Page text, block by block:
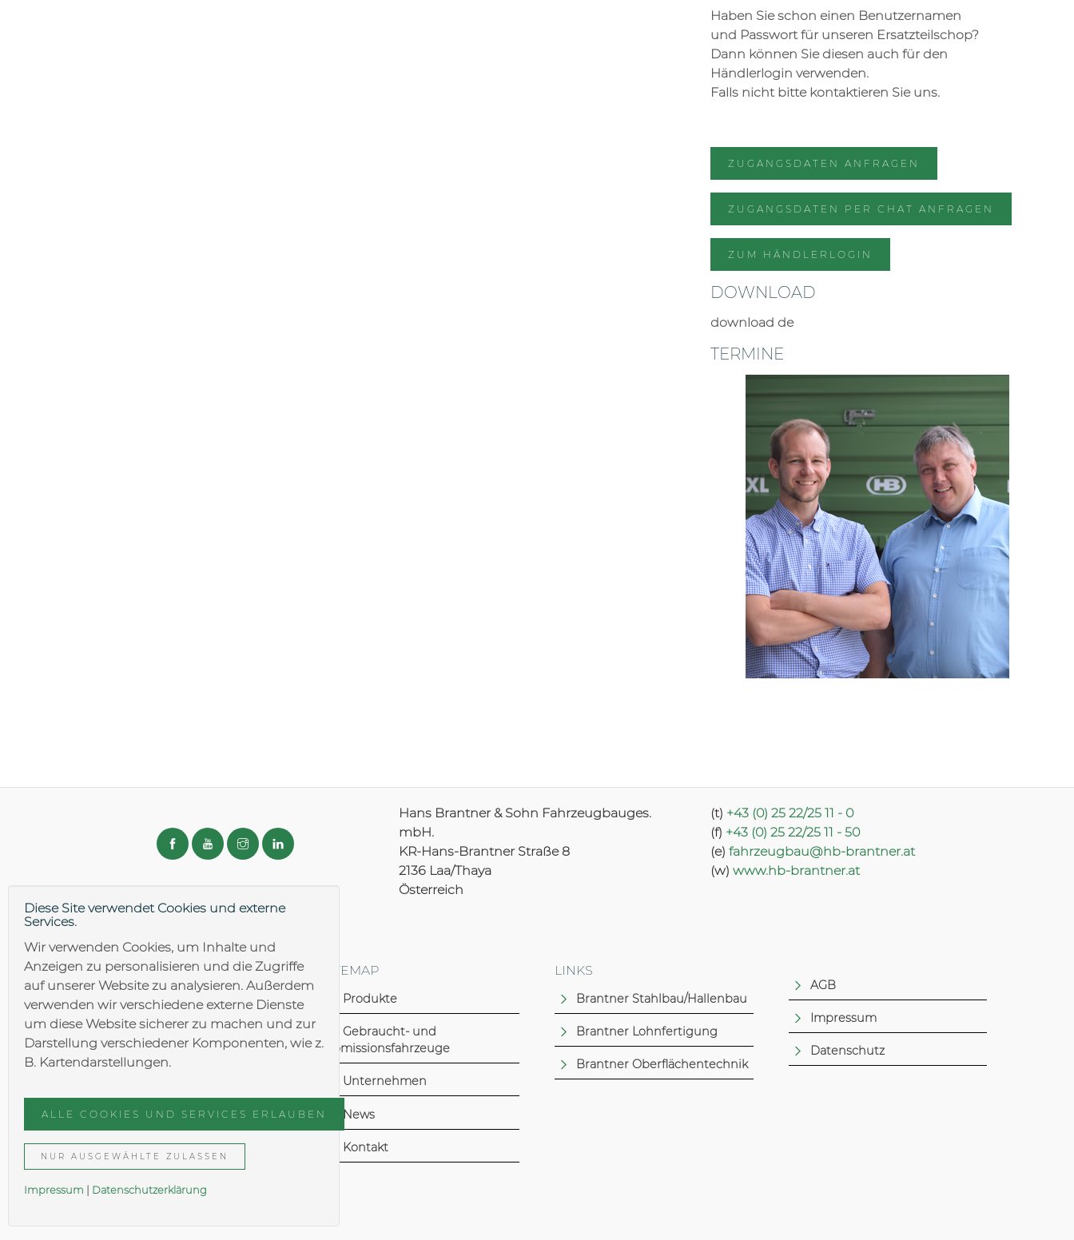
Haben Sie schon einen Benutzernamen
und Passwort für unseren Ersatzteilschop?
Dann können Sie diesen auch für den
Händlerlogin verwenden.
Falls nicht bitte kontaktieren Sie uns.
ZUGANGSDATEN ANFRAGEN
ZUGANGSDATEN PER CHAT ANFRAGEN
ZUM HÄNDLERLOGIN
DOWNLOAD
download de
TERMINE
Hans Brantner & Sohn Fahrzeugbauges.
mbH.
KR-Hans-Brantner Straße 8
2136 Laa/Thaya
Österreich
(t) +43 (0) 25 22/25 11 - 0
(f) +43 (0) 25 22/25 11 - 50
(e) fahrzeugbau@hb-brantner.at
(w) www.hb-brantner.at
DOWNLOAD & LOGIN
Download/Infomaterial
Folder
Login Händler/Vertreter
Ersatzteilshop
Konfigurator
SITEMAP
Produkte
Gebraucht- und
Komissionsfahrzeuge
Unternehmen
News
Kontakt
LINKS
Brantner Stahlbau/Hallenbau
Brantner Lohnfertigung
Brantner Oberflächentechnik
AGB
Impressum
Datenschutz
Diese Site verwendet Cookies und externe
Services.
Wir verwenden Cookies, um Inhalte und
Anzeigen zu personalisieren und die Zugriffe
auf unserer Website zu analysieren. Außerdem
verwenden wir verschiedene externe Dienste
um diese Website sicherer zu machen und zur
Darstellung verschiedener Komponenten, wie z.
B. Kartendarstellungen.
ALLE COOKIES UND SERVICES ERLAUBEN
NUR AUSGEWÄHLTE ZULASSEN
Impressum Daten­schutzer­klärung